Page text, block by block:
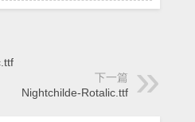
下一篇
Nightchilde-Rotalic.ttf